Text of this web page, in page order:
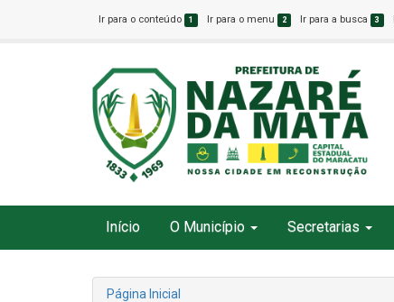
Ir para o conteúdo 1 Ir para o menu 2 Ir para a busca 3
Início O Município Secretarias
Página Inicial